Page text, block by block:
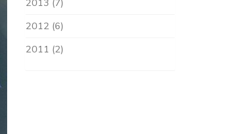
2013 (7)
2012 (6)
2011 (2)